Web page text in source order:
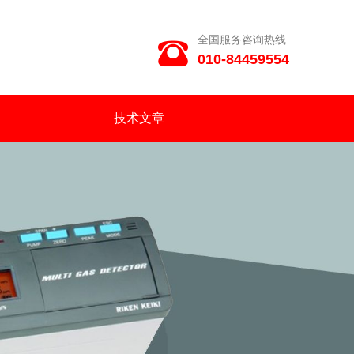
 全国服务咨询热线
010-84459554
技术文章